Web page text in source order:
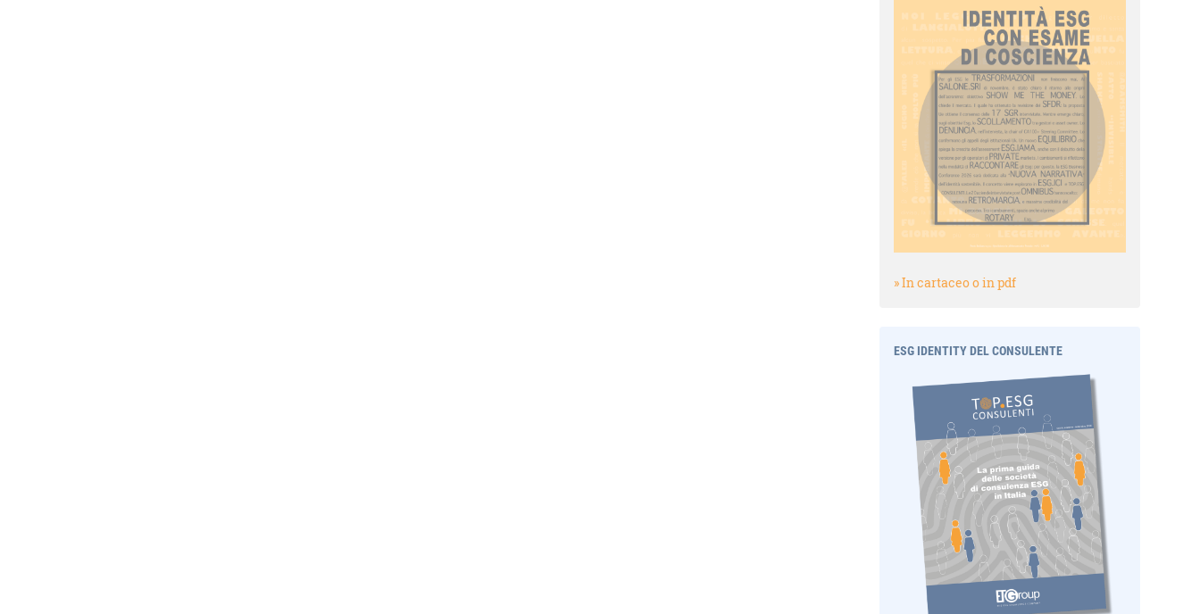
» In cartaceo o in pdf
ESG IDENTITY DEL CONSULENTE